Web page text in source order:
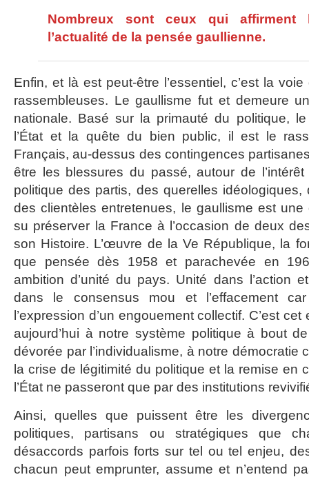
Nombreux sont ceux qui affirment
l’actualité de la pensée gaullienne.
Enfin, et là est peut-être l’essentiel, c’est la
rassembleuses. Le gaullisme fut et demeure
nationale. Basé sur la primauté du politique,
l’État et la quête du bien public, il est le
Français, au-dessus des contingences
être les blessures du passé, autour de
politique des partis, des querelles
des clientèles entretenues, le gaullisme est une
su préserver la France à l’occasion de deux
son Histoire. L’œuvre de la Ve République, la
que pensée dès 1958 et parachevée en
ambition d’unité du pays. Unité dans l’action
dans le consensus mou et l’effacement
l’expression d’un engouement collectif. C’est
aujourd’hui à notre système politique à bout
dévorée par l’individualisme, à notre démocratie
la crise de légitimité du politique et la remise en
l’État ne passeront que par des institutions
Ainsi, quelles que puissent être les
politiques, partisans ou stratégiques que
désaccords parfois forts sur tel ou tel enjeu,
chacun peut emprunter, assume et n’entend